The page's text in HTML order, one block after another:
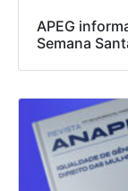
APEG
Semana